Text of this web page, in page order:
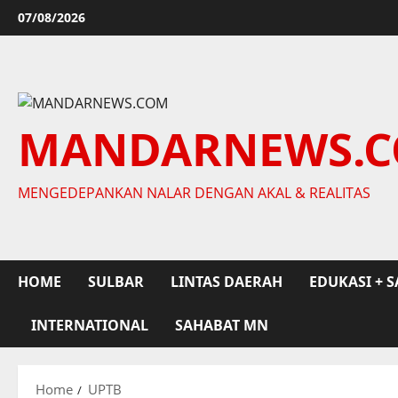
Skip
to
07/08/2026
MENGEDEPANKAN NALAR DENGAN AKAL & REALITAS
HOME SULBAR LINTAS DAERAH EDUKASI +
INTERNATIONAL SAHABAT MN
Home UPTB